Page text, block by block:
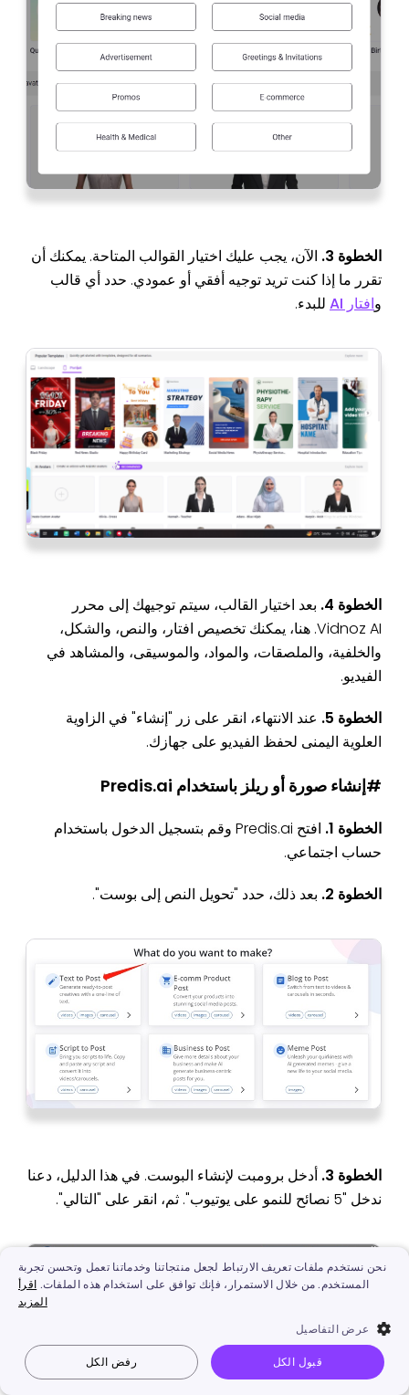
الخطوة 3.
الآن، يجب عليك اختيار القوالب المتاحة. يمكنك أن
تقرر ما إذا كنت تريد توجيه أفقي أو عمودي. حدد أي قالب
وافتار AI للبدء.
الخطوة 4.
بعد اختيار القالب، سيتم توجيهك إلى محرر
Vidnoz AI. هنا، يمكنك تخصيص افتار، والنص، والشكل،
والخلفية، والملصقات، والمواد، والموسيقى، والمشاهد في
الفيديو.
الخطوة 5.
عند الانتهاء، انقر على زر "إنشاء" في الزاوية
العلوية اليمنى لحفظ الفيديو على جهازك.
#إنشاء صورة أو ريلز باستخدام Predis.ai
الخطوة 1.
افتح Predis.ai وقم بتسجيل الدخول باستخدام
حساب اجتماعي.
الخطوة 2.
بعد ذلك، حدد "تحويل النص إلى بوست".
الخطوة 3.
أدخل برومبت لإنشاء البوست. في هذا الدليل، دعنا
ندخل "5 نصائح للنمو على يوتيوب". ثم، انقر على "التالي".
Vidnoz AI جعل الصورة تتكلم صورة إلى فيديو نص إلى فيديو
نحن نستخدم ملفات تعريف الارتباط لجعل منتجاتنا وخدماتنا تعمل وتحسن تجربة
المستخدم. من خلال الاستمرار، فإنك توافق على استخدام هذه الملفات. اقرأ
المزيد
عرض التفاصيل
قبول الكل رفض الكل